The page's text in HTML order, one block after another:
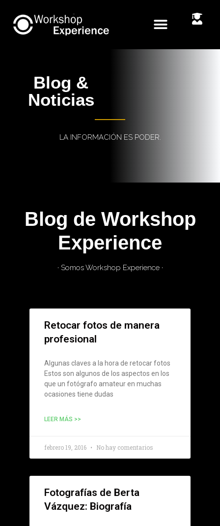
Blog &
Noticias
LA INFORMACIÓN ES PODER.
Blog de Workshop
Experience
· Somos Workshop Experience ·
Retocar fotos de manera
profesional
Algunas claves a la hora de retocar fotos
Estos son algunos de los aspectos en los
que un fotógrafo amateur en muchas
ocasiones tiene dudas
LEER MÁS >>
febrero 19, 2016 No hay comentarios
Fotografías de Berta
Vázquez: Biografía